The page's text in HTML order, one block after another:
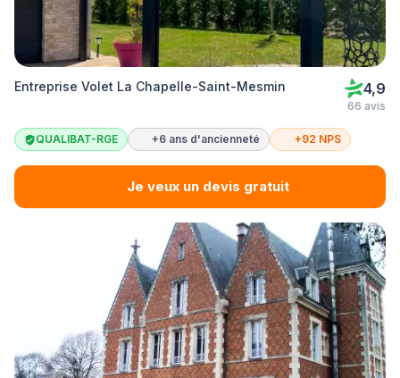
Entreprise Volet La Chapelle-Saint-Mesmin 4,9
66 avis
QUALIBAT-RGE +6 ans d'ancienneté +92 NPS
Je veux un devis gratuit